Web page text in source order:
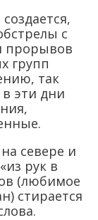
с
прорывов
групп
так
эти дни
севере и
рук в
(любимое
стирается